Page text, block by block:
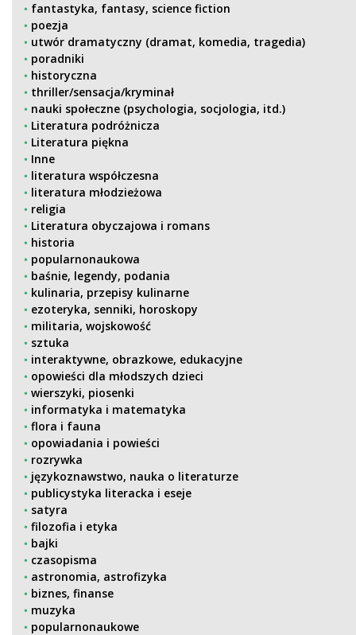
fantastyka, fantasy, science fiction
poezja
utwór dramatyczny (dramat, komedia, tragedia)
poradniki
historyczna
thriller/sensacja/kryminał
nauki społeczne (psychologia, socjologia, itd.)
Literatura podróżnicza
Literatura piękna
Inne
literatura współczesna
literatura młodzieżowa
religia
Literatura obyczajowa i romans
historia
popularnonaukowa
baśnie, legendy, podania
kulinaria, przepisy kulinarne
ezoteryka, senniki, horoskopy
militaria, wojskowość
sztuka
interaktywne, obrazkowe, edukacyjne
opowieści dla młodszych dzieci
wierszyki, piosenki
informatyka i matematyka
flora i fauna
opowiadania i powieści
rozrywka
językoznawstwo, nauka o literaturze
publicystyka literacka i eseje
satyra
filozofia i etyka
bajki
czasopisma
astronomia, astrofizyka
biznes, finanse
muzyka
popularnonaukowe